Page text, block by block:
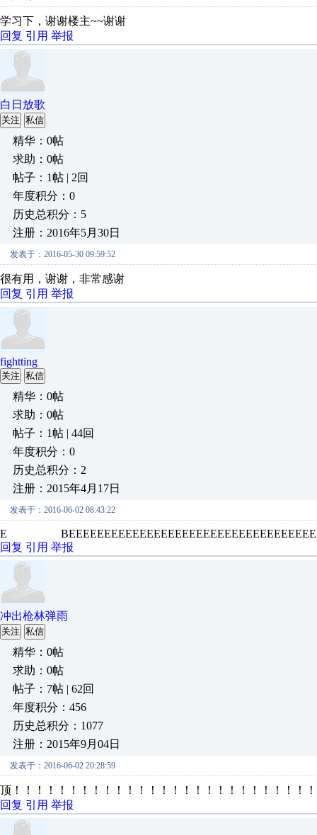
学习下，谢谢楼主~~谢谢
回复 引用 举报
白日放歌
关注 私信
精华：0帖
求助：0帖
帖子：1帖 | 2回
年度积分：0
历史总积分：5
注册：2016年5月30日
发表于：2016-05-30 09:59:52
很有用，谢谢，非常感谢
回复 引用 举报
fightting
关注 私信
精华：0帖
求助：0帖
帖子：1帖 | 44回
年度积分：0
历史总积分：2
注册：2015年4月17日
发表于：2016-06-02 08:43:22
E BEEEEEEEEEEEEEEEEEEEEEEEEEEEEEEEEEEE
回复 引用 举报
冲出枪林弹雨
关注 私信
精华：0帖
求助：0帖
帖子：7帖 | 62回
年度积分：456
历史总积分：1077
注册：2015年9月04日
发表于：2016-06-02 20:28:59
顶！！！！！！！！！！！！！！！！！！！！！！！！！！
回复 引用 举报